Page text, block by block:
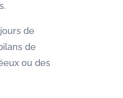
de
de
ou des